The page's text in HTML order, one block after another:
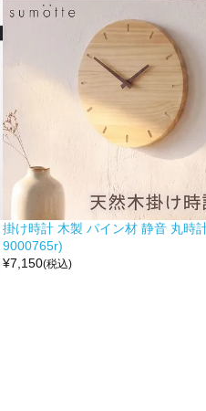
掛け時計 木製 パイン材 静音 丸時
9000765r)
¥7,150(税込)